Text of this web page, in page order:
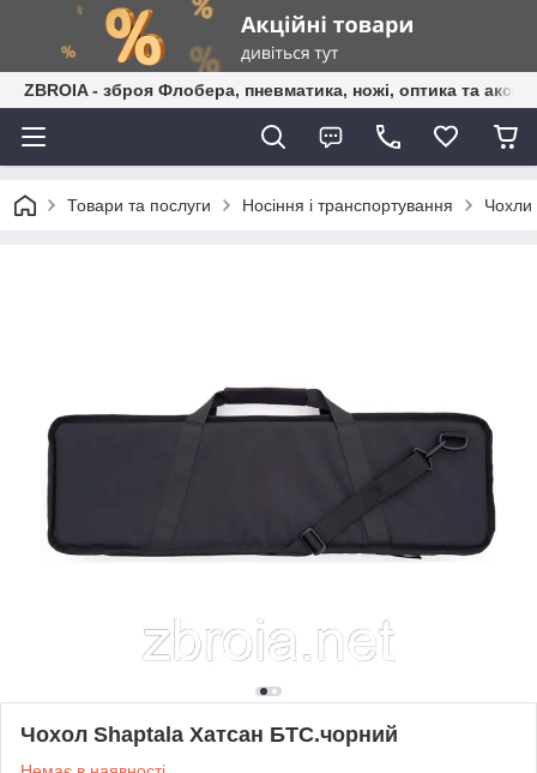
ZBROIA - зброя Флобера, пневматика, ножі, оптика та
Товари та послуги Носіння і транспортування Чохли
Чохол Shaptala Хатсан БТС.чорний